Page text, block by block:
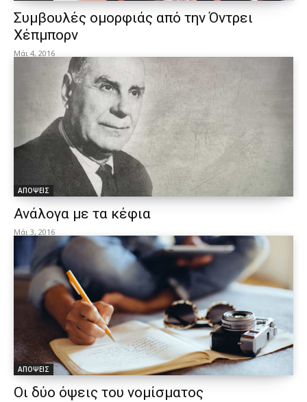
Συμβουλές ομορφιάς από την Όντρει
Χέπμπορν
Μάι 4, 2016
ΑΠΟΨΕΙΣ
Ανάλογα με τα κέφια
Μάι 3, 2016
ΑΠΟΨΕΙΣ
Οι δύο όψεις του νομίσματος